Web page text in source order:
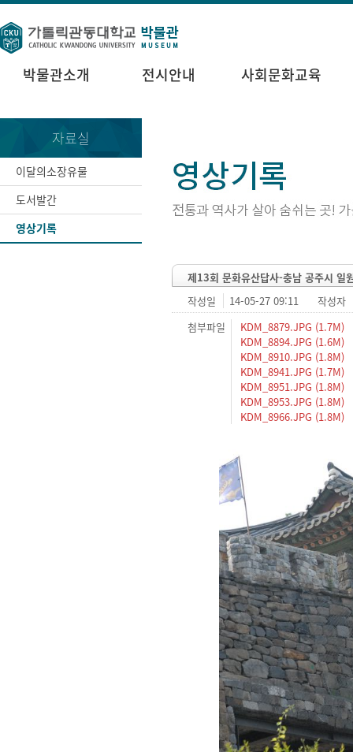
박물관소개 전시안내 사회문화교육
자료실
이달의소장유물
도서발간
영상기록
제13회 문화유산답사-충남 공주시 일
작성일
14-05-27 09:11
작성자
첨부파일
KDM_8879.JPG (1.7M)
KDM_8894.JPG (1.6M)
KDM_8910.JPG (1.8M)
KDM_8941.JPG (1.7M)
KDM_8951.JPG (1.8M)
KDM_8953.JPG (1.8M)
KDM_8966.JPG (1.8M)